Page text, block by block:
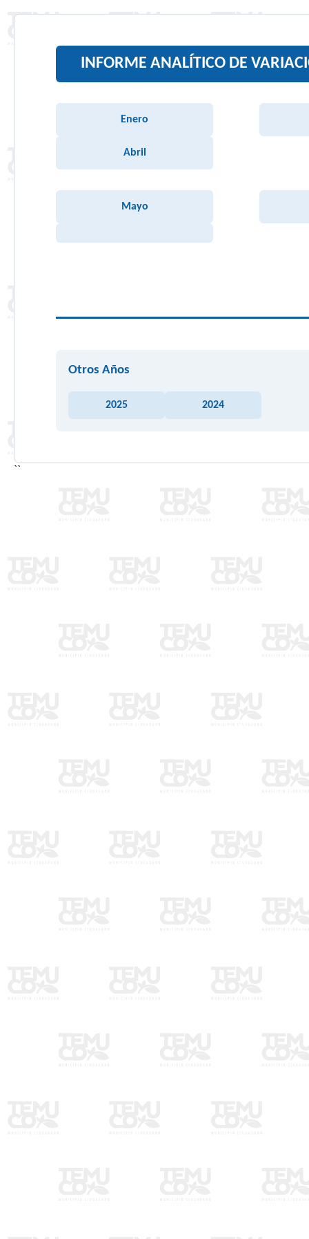
INFORME ANALÍTICO DE
Enero
Abril
Mayo
Otros Años
2025 2024
``